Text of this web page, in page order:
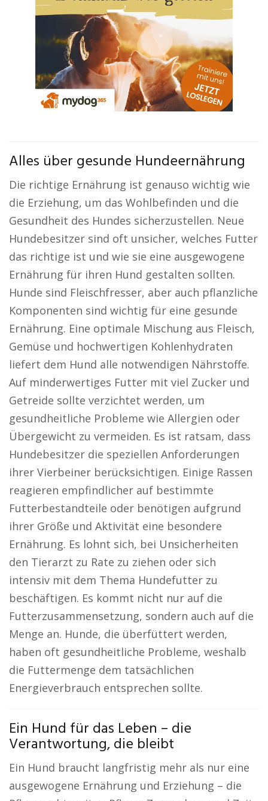
Alles über gesunde Hundeernährung
Die richtige Ernährung ist genauso wichtig wie
die Erziehung, um das Wohlbefinden und die
Gesundheit des Hundes sicherzustellen. Neue
Hundebesitzer sind oft unsicher, welches Futter
das richtige ist und wie sie eine ausgewogene
Ernährung für ihren Hund gestalten sollten.
Hunde sind Fleischfresser, aber auch pflanzliche
Komponenten sind wichtig für eine gesunde
Ernährung. Eine optimale Mischung aus Fleisch,
Gemüse und hochwertigen Kohlenhydraten
liefert dem Hund alle notwendigen Nährstoffe.
Auf minderwertiges Futter mit viel Zucker und
Getreide sollte verzichtet werden, um
gesundheitliche Probleme wie Allergien oder
Übergewicht zu vermeiden. Es ist ratsam, dass
Hundebesitzer die speziellen Anforderungen
ihrer Vierbeiner berücksichtigen. Einige Rassen
reagieren empfindlicher auf bestimmte
Futterbestandteile oder benötigen aufgrund
ihrer Größe und Aktivität eine besondere
Ernährung. Es lohnt sich, bei Unsicherheiten
den Tierarzt zu Rate zu ziehen oder sich
intensiv mit dem Thema Hundefutter zu
beschäftigen. Es kommt nicht nur auf die
Futterzusammensetzung, sondern auch auf die
Menge an. Hunde, die überfüttert werden,
haben oft gesundheitliche Probleme, weshalb
die Futtermenge dem tatsächlichen
Energieverbrauch entsprechen sollte.
Ein Hund für das Leben – die
Verantwortung, die bleibt
Ein Hund braucht langfristig mehr als nur eine
ausgewogene Ernährung und Erziehung – die